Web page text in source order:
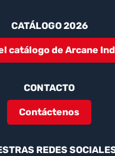
CATÁLOGO 2026
catálogo de Arcane
CONTACTO
Contáctenos
REDES